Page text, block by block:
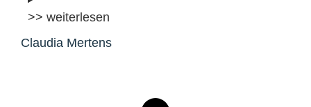
>> weiterlesen
Claudia Mertens